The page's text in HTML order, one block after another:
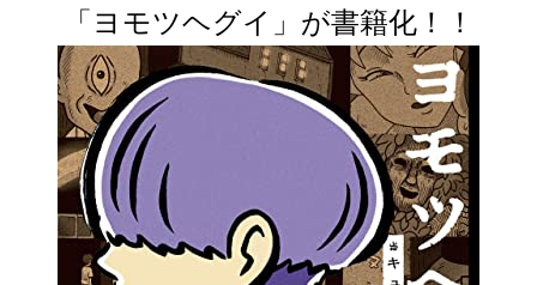
「ヨモツヘグイ」が書籍化！！